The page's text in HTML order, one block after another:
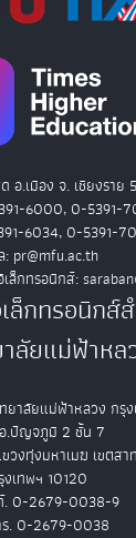
อ.เมือง จ. เชียงราย
6000, 0-5391-
6034, 0-5391-
: pr@mfu.ac.th
ล็กทรอนิกส์:
ล็กทรอนิกส์
ลัยแม่ฟ้าหล
ยาลัยแม่ฟ้าหลวง กรุง
.ปัญจภูมิ 2 ชั้น 7
วงทุ่งมหาเมฆ เขตสา
งเทพฯ 10120
. 0-2679-0038-9
ร. 0-2679-0038